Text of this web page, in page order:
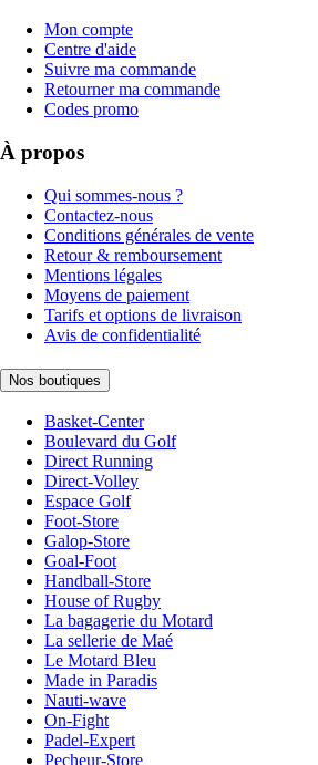
Mon compte
Centre d'aide
Suivre ma commande
Retourner ma commande
Codes promo
À propos
Qui sommes-nous ?
Contactez-nous
Conditions générales de vente
Retour & remboursement
Mentions légales
Moyens de paiement
Tarifs et options de livraison
Avis de confidentialité
Nos boutiques
Basket-Center
Boulevard du Golf
Direct Running
Direct-Volley
Espace Golf
Foot-Store
Galop-Store
Goal-Foot
Handball-Store
House of Rugby
La bagagerie du Motard
La sellerie de Maé
Le Motard Bleu
Made in Paradis
Nauti-wave
On-Fight
Padel-Expert
Pecheur-Store